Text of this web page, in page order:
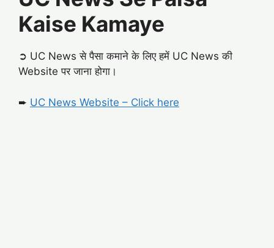
Kaise Kamaye
➲ UC News से पैसा कमाने के लिए हमें UC News की
Website पर जाना होगा।
➨ UC News Website – Click here